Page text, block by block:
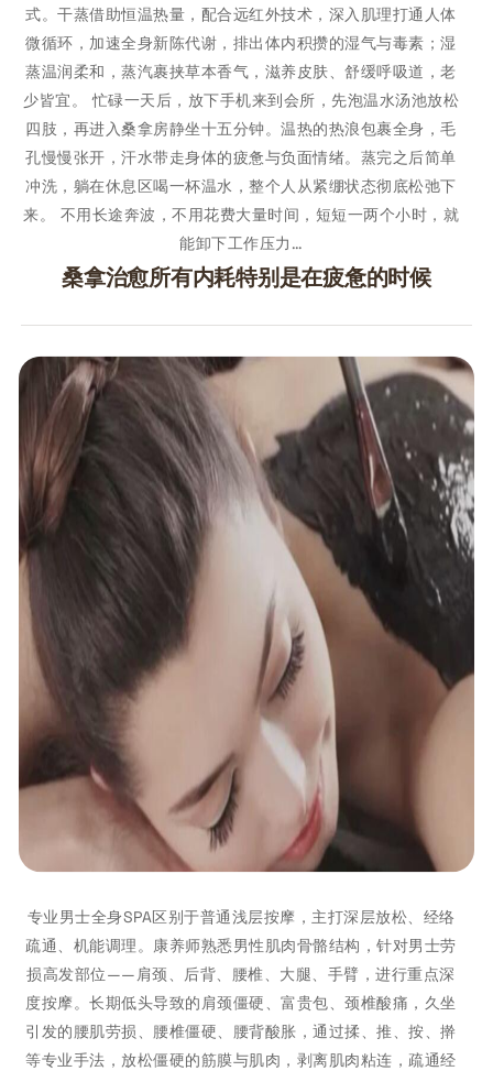
式。干蒸借助恒温热量，配合远红外技术，深入肌理打通人体
微循环，加速全身新陈代谢，排出体内积攒的湿气与毒素；湿
蒸温润柔和，蒸汽裹挟草本香气，滋养皮肤、舒缓呼吸道，老
少皆宜。 忙碌一天后，放下手机来到会所，先泡温水汤池放松
四肢，再进入桑拿房静坐十五分钟。温热的热浪包裹全身，毛
孔慢慢张开，汗水带走身体的疲惫与负面情绪。蒸完之后简单
冲洗，躺在休息区喝一杯温水，整个人从紧绷状态彻底松弛下
来。 不用长途奔波，不用花费大量时间，短短一两个小时，就
能卸下工作压力…
桑拿治愈所有内耗特别是在疲惫的时候
专业男士全身SPA区别于普通浅层按摩，主打深层放松、经络
疏通、机能调理。康养师熟悉男性肌肉骨骼结构，针对男士劳
损高发部位——肩颈、后背、腰椎、大腿、手臂，进行重点深
度按摩。长期低头导致的肩颈僵硬、富贵包、颈椎酸痛，久坐
引发的腰肌劳损、腰椎僵硬、腰背酸胀，通过揉、推、按、擀
等专业手法，放松僵硬的筋膜与肌肉，剥离肌肉粘连，疏通经